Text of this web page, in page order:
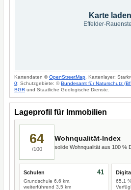
Karte laden
Effelder-
Kartendaten ©OpenStreetMap . Kartenlayer:
0; Schutzgebiete: ©Bundesamt für Naturschutz
BGR und Staatliche Geologische Dienste.
Lageprofil für Immobilien
64
/100
Wohnqualität-Index
solide Wohnqualität aus 100 %
Schulen
Grundschule 6,6 km,
weiterführend 3,5 km
41
65,1